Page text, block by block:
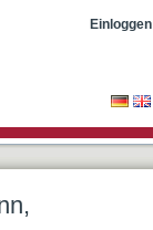
Einloggen